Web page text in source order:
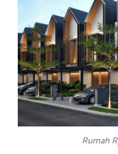
Rumah